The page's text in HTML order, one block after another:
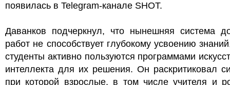
появилась в Telegram-канале SHOT.
Даванков подчеркнул, что нынешняя система
работ не способствует глубокому усвоению
студенты активно пользуются программами
интеллекта для их решения. Он раскритиковал
при которой взрослые, в том числе учителя и